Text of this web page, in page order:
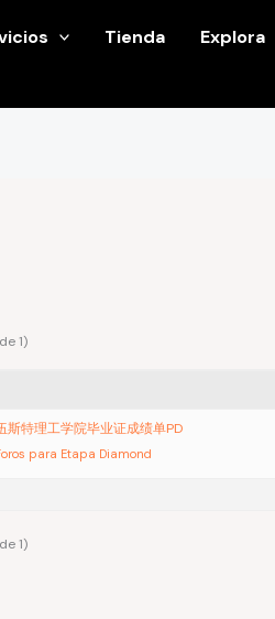
Tienda Explora
1)
特理工学院毕业证成绩单PD
para Etapa Diamond
1)